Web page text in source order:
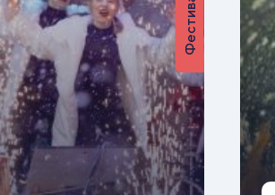
Фестиваль